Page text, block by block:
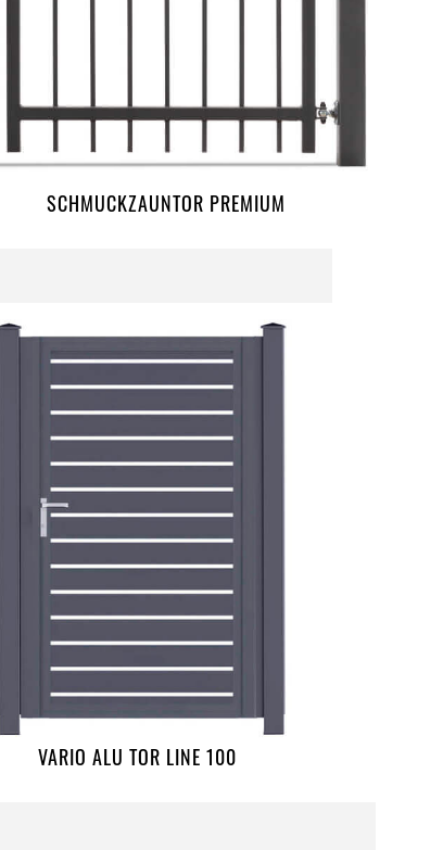
SCHMUCKZAUNTOR PREMIUM
VARIO ALU TOR LINE 100